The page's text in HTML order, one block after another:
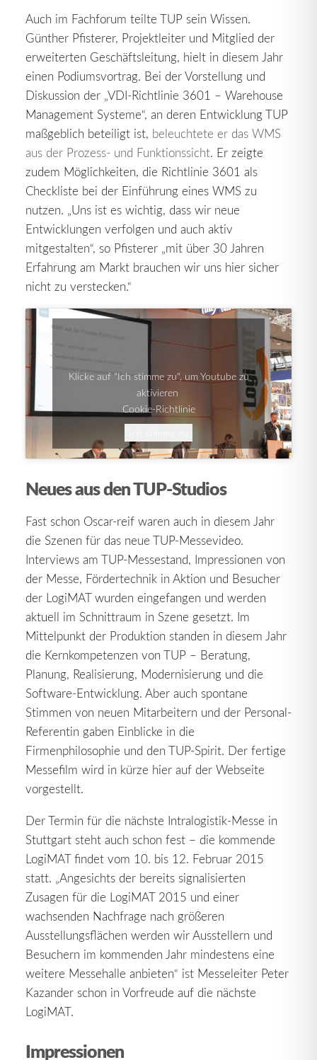
Auch im Fachforum teilte TUP sein Wissen.
Günther Pfisterer, Projektleiter und Mitglied der
erweiterten Geschäftsleitung, hielt in diesem Jahr
einen Podiumsvortrag. Bei der Vorstellung und
Diskussion der „VDI-Richtlinie 3601 – Warehouse
Management Systeme“, an deren Entwicklung TUP
maßgeblich beteiligt ist, beleuchtete er das WMS
aus der Prozess- und Funktionssicht. Er zeigte
zudem Möglichkeiten, die Richtlinie 3601 als
Checkliste bei der Einführung eines WMS zu
nutzen. „Uns ist es wichtig, dass wir neue
Entwicklungen verfolgen und auch aktiv
mitgestalten“, so Pfisterer „mit über 30 Jahren
Erfahrung am Markt brauchen wir uns hier sicher
nicht zu verstecken.“
Klicke auf "Ich stimme zu", um Youtube zu
aktivieren
Cookie-Richtlinie
Neues aus den TUP-Studios
Fast schon Oscar-reif waren auch in diesem Jahr
die Szenen für das neue TUP-Messevideo.
Interviews am TUP-Messestand, Impressionen von
der Messe, Fördertechnik in Aktion und Besucher
der LogiMAT wurden eingefangen und werden
aktuell im Schnittraum in Szene gesetzt. Im
Mittelpunkt der Produktion standen in diesem Jahr
die Kernkompetenzen von TUP – Beratung,
Planung, Realisierung, Modernisierung und die
Software-Entwicklung. Aber auch spontane
Stimmen von neuen Mitarbeitern und der Personal-
Referentin gaben Einblicke in die
Firmenphilosophie und den TUP-Spirit. Der fertige
Messefilm wird in kürze hier auf der Webseite
vorgestellt.
Der Termin für die nächste Intralogistik-Messe in
Stuttgart steht auch schon fest – die kommende
LogiMAT findet vom 10. bis 12. Februar 2015
statt. „Angesichts der bereits signalisierten
Zusagen für die LogiMAT 2015 und einer
wachsenden Nachfrage nach größeren
Ausstellungsflächen werden wir Ausstellern und
Besuchern im kommenden Jahr mindestens eine
weitere Messehalle anbieten“ ist Messeleiter Peter
Kazander schon in Vorfreude auf die nächste
LogiMAT.
Impressionen